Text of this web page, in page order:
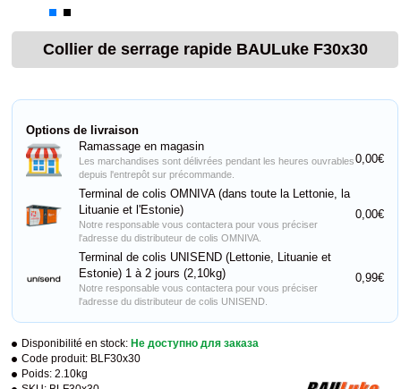
Collier de serrage rapide BAULuke F30x30
Disponibilité en stock: Не доступно для заказа
Code produit: BLF30x30
Poids: 2.10kg
Options de livraison
Ramassage en magasin
Les marchandises sont délivrées pendant les heures ouvrables
depuis l'entrepôt sur précommande.
0,00€
Terminal de colis OMNIVA (dans toute la Lettonie, la
Lituanie et l'Estonie)
Notre responsable vous contactera pour vous préciser
l'adresse du distributeur de colis OMNIVA.
0,00€
Terminal de colis UNISEND (Lettonie, Lituanie et
Estonie) 1 à 2 jours (2,10kg)
Notre responsable vous contactera pour vous préciser
l'adresse du distributeur de colis UNISEND.
0,99€